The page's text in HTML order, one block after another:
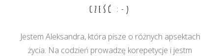
CZEŚĆ :-)
Jestem Aleksandra, która pisze o różnych apsektach
życia. Na codzień prowadzę korepetycje i jestm